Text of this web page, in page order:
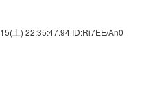
土) 22:35:47.94 ID:Ri7EE/An0